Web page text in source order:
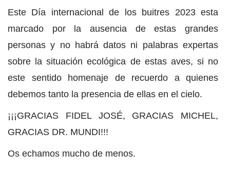
Este Día internacional de los buitres 2023 esta
marcado por la ausencia de estas grandes
personas y no habrá datos ni palabras expertas
sobre la situación ecológica de estas aves, si no
este sentido homenaje de recuerdo a quienes
debemos tanto la presencia de ellas en el cielo.
¡¡¡GRACIAS FIDEL JOSÉ, GRACIAS MICHEL,
GRACIAS DR. MUNDI!!!
Os echamos mucho de menos.